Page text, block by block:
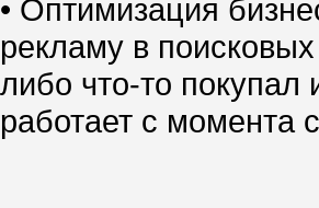
• Оптимизация
рекламу в
либо что-то покупал
работает с момента